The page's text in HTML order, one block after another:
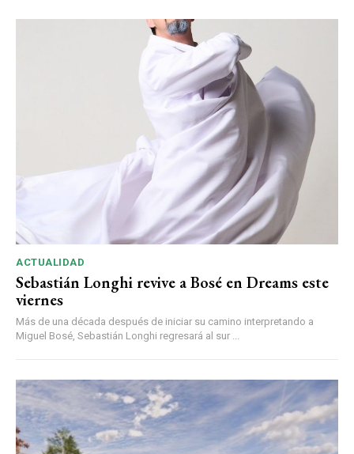
ACTUALIDAD
Sebastián Longhi revive a Bosé en Dreams este
viernes
Más de una década después de iniciar su camino interpretando a
Miguel Bosé, Sebastián Longhi regresará al sur ...